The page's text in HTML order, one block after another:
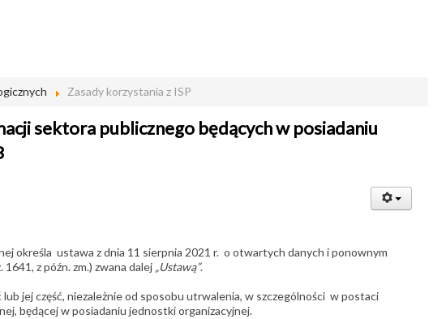
Zasady korzystania z ISP
sektora publicznego będących w posiadaniu
określa ustawa z dnia 11 sierpnia 2021 r. o otwartych danych i ponownym
z późn. zm.) zwana dalej „Ustawą”.
jej część, niezależnie od sposobu utrwalenia, w szczególności w postaci
będącej w posiadaniu jednostki organizacyjnej.